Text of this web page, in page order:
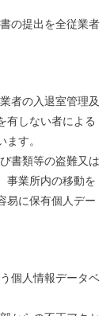
の提出を全従業者
者の入退室管理及
有しない者による
す。
書類等の盗難又は
事業所内の移動を
易に保有個人デー
個人情報データベ